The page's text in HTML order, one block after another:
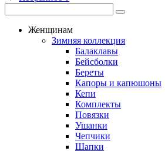
Женщинам
Зимняя коллекция
Балаклавы
Бейсболки
Береты
Капоры и капюшоны
Кепи
Комплекты
Повязки
Ушанки
Чепчики
Шапки